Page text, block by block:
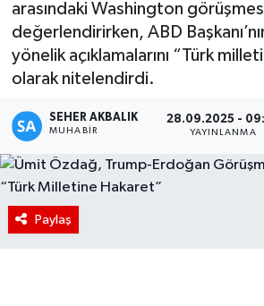
arasındaki Washington
değerlendirirken, ABD
yönelik açıklamalarını “Türk
olarak nitelendirdi.
SEHER AKBALIK
MUHABIR
28.09.2025 -
YAYINLANMA
Paylaş